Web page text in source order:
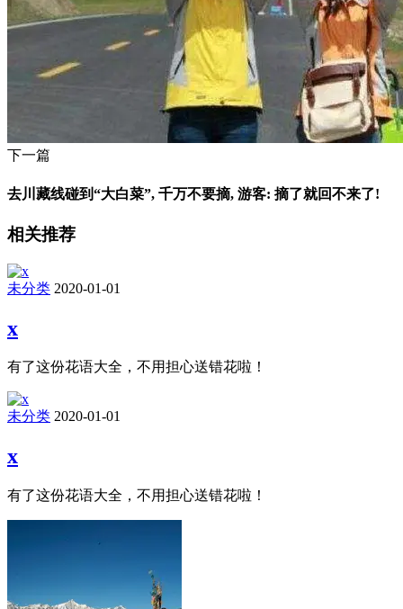
下一篇
去川藏线碰到“大白菜”, 千万不要摘, 游客: 摘了就回不来了!
相关推荐
未分类 2020-01-01
x
有了这份花语大全，不用担心送错花啦！
未分类 2020-01-01
x
有了这份花语大全，不用担心送错花啦！